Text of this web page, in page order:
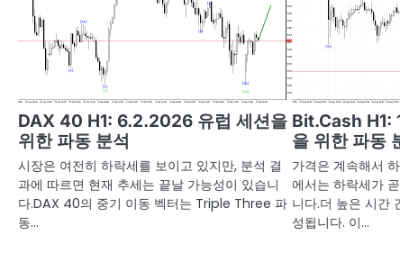
DAX 40 H1: 6.2.2026 유럽 세션을
위한 파동 분석
시장은 여전히 하락세를 보이고 있지만, 분석 결
과에 따르면 현재 추세는 끝날 가능성이 있습니
다.DAX 40의 중기 이동 벡터는 Triple Three 파
동…
Bit.Cash H1:
을 위한 파동
가격은 계속해서
에서는 하락세가
니다.더 높은 시간
성됩니다. 이…